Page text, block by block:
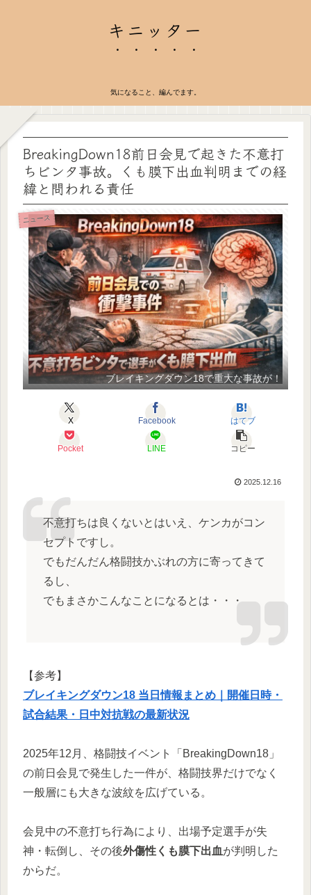
キニッター
気になること、編んでます。
BreakingDown18前日会見で起きた不意打
ちビンタ事故。くも膜下出血判明までの経
緯と問われる責任
ニュース
ブレイキングダウン18で重大な事故が！
X Facebook はてブ
Pocket LINE コピー
2025.12.16
不意打ちは良くないとはいえ、ケンカがコン
セプトですし。
でもだんだん格闘技かぶれの方に寄ってきて
るし、
でもまさかこんなことになるとは・・・
【参考】
ブレイキングダウン18 当日情報まとめ｜開催日時・
試合結果・日中対抗戦の最新状況
2025年12月、格闘技イベント「BreakingDown18」
の前日会見で発生した一件が、格闘技界だけでなく
一般層にも大きな波紋を広げている。
会見中の不意打ち行為により、出場予定選手が失
神・転倒し、その後外傷性くも膜下出血が判明した
からだ。